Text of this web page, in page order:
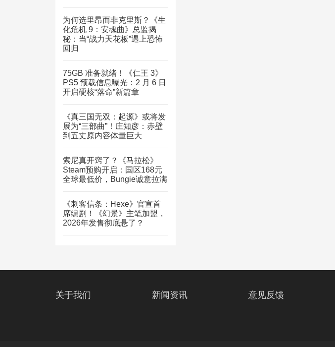
为何选里昂而非克里斯？《生
化危机 9：安魂曲》总监揭
秘：当“战力天花板”遇上恐怖
回归
75GB 准备就绪！《仁王 3》
PS5 预载信息曝光：2 月 6 日
开启硬核“落命”新篇章
《真三国无双：起源》或将发
展为“三部曲”！庄知彦：赤壁
到五丈原内容体量巨大
索尼真开窍了？《马拉松》
Steam预购开启：国区168元
全球最低价，Bungie诚意拉满
《刺客信条：Hexe》官宣首
席编剧！《幻景》主笔加盟，
2026年发售彻底悬了？
关于我们 新闻资讯 意见反馈